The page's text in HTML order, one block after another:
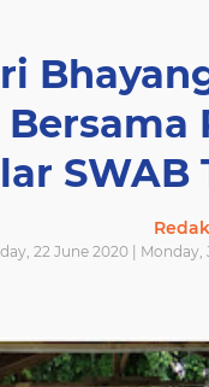
SWAB
22 June 2020 | Monday,